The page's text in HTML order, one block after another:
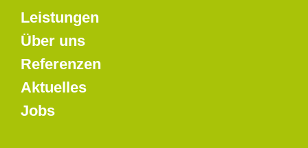
Leistungen
Über uns
Referenzen
Aktuelles
Jobs